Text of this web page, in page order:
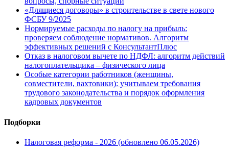
«Длящиеся договоры» в строительстве в свете нового
ФСБУ 9/2025
Нормируемые расходы по налогу на прибыль:
проверяем соблюдение нормативов. Алгоритм
эффективных решений с КонсультантПлюс
Отказ в налоговом вычете по НДФЛ: алгоритм действий
налогоплательщика – физического лица
Особые категории работников (женщины,
совместители, вахтовики): учитываем требования
трудового законодательства и порядок оформления
кадровых документов
Подборки
Налоговая реформа - 2026 (обновлено 06.05.2026)